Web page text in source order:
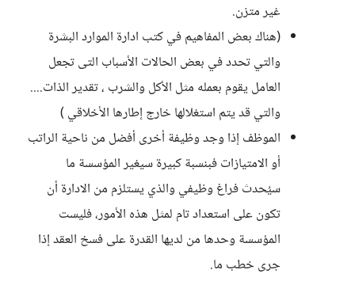
غير متزن.
(هناك بعض المفاهيم في كتب ادارة الموارد البشرة
والتي تحدد في بعض الحالات الأسباب التى تجعل
العامل يقوم بعمله مثل الأكل والشرب ، تقدير الذات....
والتي قد يتم استغلالها خارج إطارها الأخلاقي )
الموظف إذا وجد وظيفة أخرى أفضل من ناحية الراتب
أو الامتيازات فبنسبة كبيرة سيغير المؤسسة ما
سيُحدث فراغ وظيفي والذي يستلزم من الادارة أن
تكون على استعداد تام لمثل هذه الأمور، فليست
المؤسسة وحدها من لديها القدرة على فسخ العقد إذا
جرى خطب ما.